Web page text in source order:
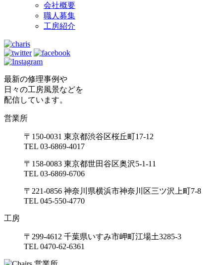
会社概要
職人募集
工房紹介
最新の修理事例や
日々の工房風景などを
配信しています。
営業所
〒150-0031 東京都渋谷区桜丘町17-12
TEL 03-6869-4017
〒158-0083 東京都世田谷区奥沢5-1-11
TEL 03-6869-6706
〒221-0856 神奈川県横浜市神奈川区三ツ沢上町7-8
TEL 045-550-4770
工房
〒299-4612 千葉県いすみ市岬町江場土3285-3
TEL 0470-62-6361